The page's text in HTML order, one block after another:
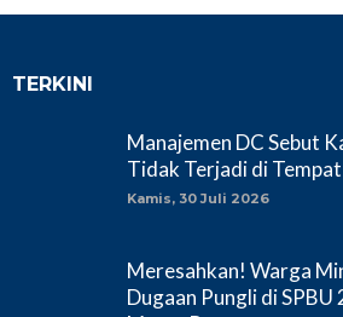
TERKINI
Manajemen DC Sebut
Tidak Terjadi di
Kamis, 30 Juli 2026
Meresahkan! Warga
Dugaan Pungli di